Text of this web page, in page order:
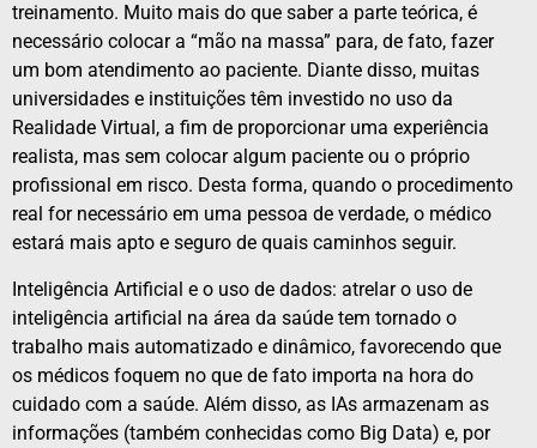
treinamento. Muito mais do que saber a parte teórica, é
necessário colocar a “mão na massa” para, de fato, fazer
um bom atendimento ao paciente. Diante disso, muitas
universidades e instituições têm investido no uso da
Realidade Virtual, a fim de proporcionar uma experiência
realista, mas sem colocar algum paciente ou o próprio
profissional em risco. Desta forma, quando o procedimento
real for necessário em uma pessoa de verdade, o médico
estará mais apto e seguro de quais caminhos seguir.
Inteligência Artificial e o uso de dados: atrelar o uso de
inteligência artificial na área da saúde tem tornado o
trabalho mais automatizado e dinâmico, favorecendo que
os médicos foquem no que de fato importa na hora do
cuidado com a saúde. Além disso, as IAs armazenam as
informações (também conhecidas como Big Data) e, por